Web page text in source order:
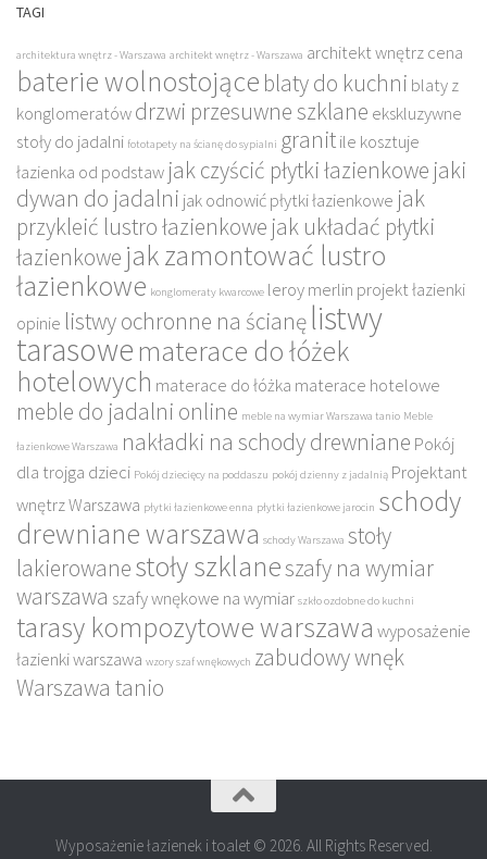
TAGI
architektura wnętrz - Warszawa architekt wnętrz - Warszawa architekt wnętrz cena
baterie wolnostojące blaty do kuchni blaty z
konglomeratówdrzwi przesuwne szklane ekskluzywne
stoły do jadalni fototapety na ścianę do sypialni granitile kosztuje
łazienka od podstaw jak czyścić płytki łazienkowe jaki
dywan do jadalni jak odnowić płytki łazienkowe jak
przykleić lustro łazienkowe jak układać płytki
łazienkowe jak zamontować lustro
łazienkowe konglomeraty kwarcowe leroy merlin projekt łazienki
opinie listwy ochronne na ścianęlistwy
tarasowematerace do łóżek
hotelowych materace do łóżka materace hotelowe
meble do jadalni online meble na wymiar Warszawa tanio Meble
łazienkowe Warszawa nakładki na schody drewniane Pokój
dla trojga dzieci Pokój dziecięcy na poddaszu pokój dzienny z jadalnią Projektant
wnętrz Warszawa płytki łazienkowe enna płytki łazienkowe jarocin schody
drewniane warszawa schody Warszawa stoły
lakierowanestoły szklaneszafy na wymiar
warszawa szafy wnękowe na wymiar szkło ozdobne do kuchni
tarasy kompozytowe warszawa wyposażenie
łazienki warszawa wzory szaf wnękowych zabudowy wnęk
Warszawa tanio
Wyposażenie łazienek i toalet © 2026. All Rights Reserved.